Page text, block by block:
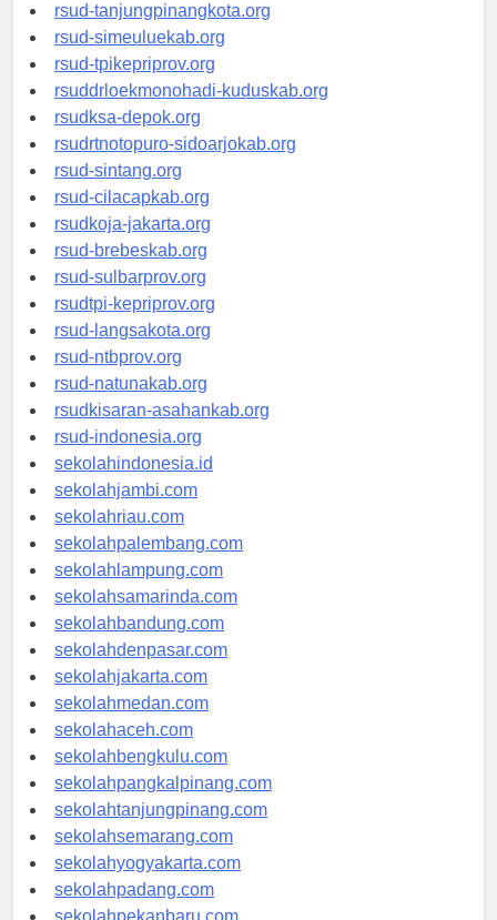
rsud-tanjungpinangkota.org
rsud-simeuluekab.org
rsud-tpikepriprov.org
rsuddrloekmonohadi-kuduskab.org
rsudksa-depok.org
rsudrtnotopuro-sidoarjokab.org
rsud-sintang.org
rsud-cilacapkab.org
rsudkoja-jakarta.org
rsud-brebeskab.org
rsud-sulbarprov.org
rsudtpi-kepriprov.org
rsud-langsakota.org
rsud-ntbprov.org
rsud-natunakab.org
rsudkisaran-asahankab.org
rsud-indonesia.org
sekolahindonesia.id
sekolahjambi.com
sekolahriau.com
sekolahpalembang.com
sekolahlampung.com
sekolahsamarinda.com
sekolahbandung.com
sekolahdenpasar.com
sekolahjakarta.com
sekolahmedan.com
sekolahaceh.com
sekolahbengkulu.com
sekolahpangkalpinang.com
sekolahtanjungpinang.com
sekolahsemarang.com
sekolahyogyakarta.com
sekolahpadang.com